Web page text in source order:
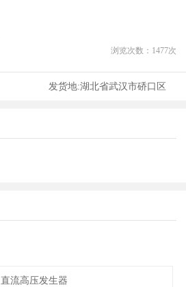
浏览次数： 1477次
发货地:湖北省武汉市硚口区
直流高压发生器